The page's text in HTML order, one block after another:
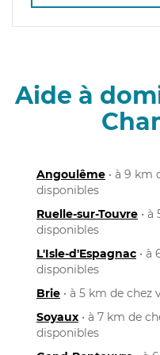
Aide à
Angoulême • à 9 km
disponibles
Ruelle-sur-Touvre •
disponibles
L'Isle-d'Espagnac • à
disponibles
Brie • à 5 km de chez
Soyaux • à 7 km de
disponibles